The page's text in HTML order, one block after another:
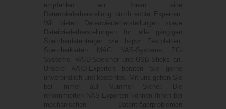
empfehlen wir Ihnen eine
Datenwiederherstellung durch echte Experten.
Wir bieten Datenwiederherstellungen sowie
Dateiwiederherstellungen für alle gängigen
Speicherdatenträger wie bspw. Festplatten,
Speicherkarten, MAC, NAS-Systeme, PC-
Systeme, RAID-Speicher und USB-Sticks an.
Unsere RAID-Experten beraten Sie gerne
unverbindlich und kostenlos. Mit uns gehen Sie
bei immer auf Nummer Sicher. Die
renommierten NAS-Experten können Ihnen bei
mechanischen Datenträgerproblemen